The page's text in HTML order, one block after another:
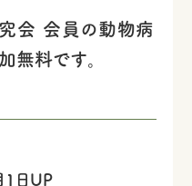
会 会員の動物病
無料です。
日UP